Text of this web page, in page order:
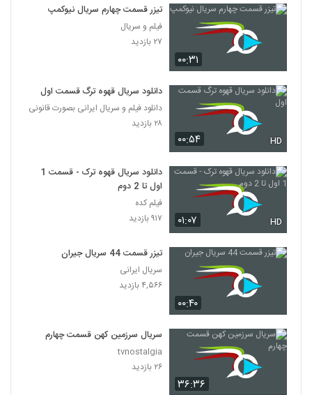
۰۰:۳۱
تیزر قسمت چهارم سریال نیوکمپ
فیلم و سریال
۲۷ بازدید
۰۰:۵۴ HD
دانلود سریال قهوه ترگ قسمت اول
دانلود فیلم و سریال ایرانی بصورت قانونی
۲۸ بازدید
۰۱:۰۷ HD
دانلود سریال قهوه ترک - قسمت 1
اول تا 2 دوم
فیلم کده
۹۱۷ بازدید
۰۰:۴۰
تیزر قسمت 44 سریال جیران
سریال ایرانی
۴,۵۶۶ بازدید
۳۶:۳۶
سریال سرزمین کهن قسمت چهارم
tvnostalgia
۲۶ بازدید